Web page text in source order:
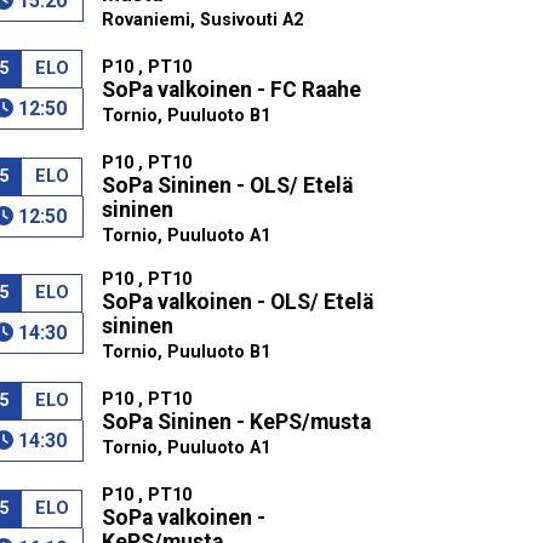
Rovaniemi, Susivouti A2
ELO
12:50
P10 , PT10
SoPa valkoinen - FC Raahe
Tornio, Puuluoto B1
ELO
12:50
P10 , PT10
SoPa Sininen - OLS/ Etelä
sininen
Tornio, Puuluoto A1
ELO
14:30
P10 , PT10
SoPa valkoinen - OLS/ Etelä
sininen
Tornio, Puuluoto B1
ELO
14:30
P10 , PT10
SoPa Sininen - KePS/musta
Tornio, Puuluoto A1
ELO
P10 , PT10
SoPa valkoinen -